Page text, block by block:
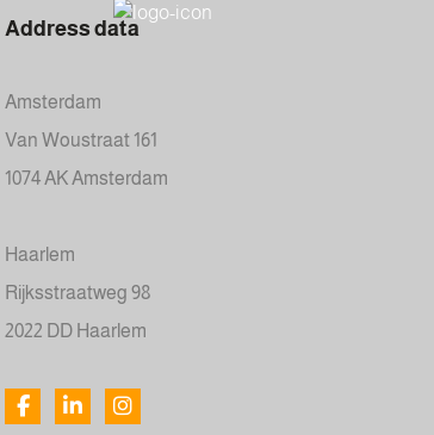
Address data
Amsterdam
Van Woustraat 161
1074 AK Amsterdam
Haarlem
Rijksstraatweg 98
2022 DD Haarlem